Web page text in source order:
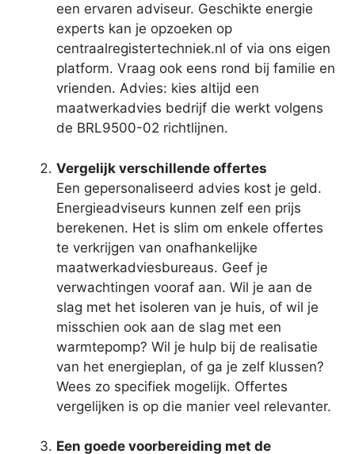
een ervaren adviseur. Geschikte energie
experts kan je opzoeken op
centraalregistertechniek.nl of via ons eigen
platform. Vraag ook eens rond bij familie en
vrienden. Advies: kies altijd een
maatwerkadvies bedrijf die werkt volgens
de BRL9500-02 richtlijnen.
Vergelijk verschillende offertes
Een gepersonaliseerd advies kost je geld.
Energieadviseurs kunnen zelf een prijs
berekenen. Het is slim om enkele offertes
te verkrijgen van onafhankelijke
maatwerkadviesbureaus. Geef je
verwachtingen vooraf aan. Wil je aan de
slag met het isoleren van je huis, of wil je
misschien ook aan de slag met een
warmtepomp? Wil je hulp bij de realisatie
van het energieplan, of ga je zelf klussen?
Wees zo specifiek mogelijk. Offertes
vergelijken is op die manier veel relevanter.
Een goede voorbereiding met de